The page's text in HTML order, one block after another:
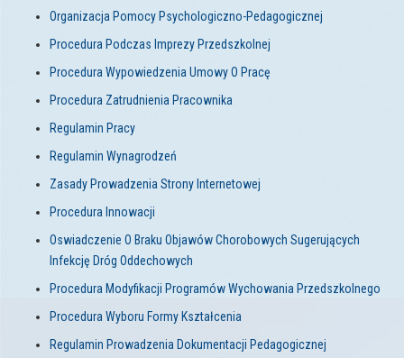
Organizacja Pomocy Psychologiczno-Pedagogicznej
Procedura Podczas Imprezy Przedszkolnej
Procedura Wypowiedzenia Umowy O Pracę
Procedura Zatrudnienia Pracownika
Regulamin Pracy
Regulamin Wynagrodzeń
Zasady Prowadzenia Strony Internetowej
Procedura Innowacji
Oswiadczenie O Braku Objawów Chorobowych Sugerujących
Infekcję Dróg Oddechowych
Procedura Modyfikacji Programów Wychowania Przedszkolnego
Procedura Wyboru Formy Kształcenia
Regulamin Prowadzenia Dokumentacji Pedagogicznej